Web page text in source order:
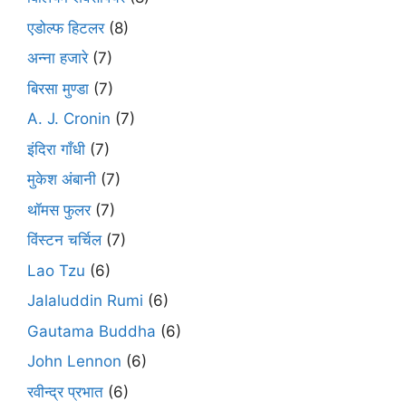
एडोल्फ हिटलर(8)
अन्ना हजारे(7)
बिरसा मुण्डा (7)
A. J. Cronin (7)
इंदिरा गाँधी (7)
मुकेश अंबानी (7)
थॉमस फुलर(7)
विंस्टन चर्चिल(7)
Lao Tzu (6)
Jalaluddin Rumi (6)
Gautama Buddha (6)
John Lennon (6)
रवीन्द्र प्रभात (6)